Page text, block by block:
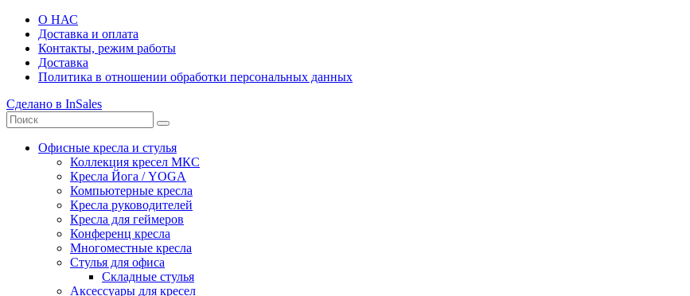
О НАС
Доставка и оплата
Контакты, режим работы
Доставка
Политика в отношении обработки персональных данных
Сделано в InSales
Офисные кресла и стулья
Коллекция кресел МКС
Кресла Йога / YOGA
Компьютерные кресла
Кресла руководителей
Кресла для геймеров
Конференц кресла
Многоместные кресла
Стулья для офиса
Складные стулья
Аксессуары для кресел